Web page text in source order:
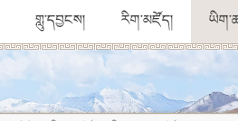
གླུ་དབྱངས། རིག་མཛོད།